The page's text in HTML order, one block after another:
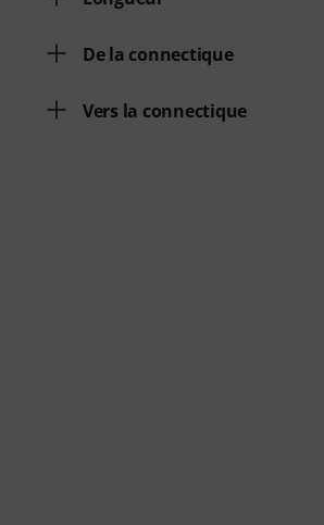
De la connectique
Vers la connectique